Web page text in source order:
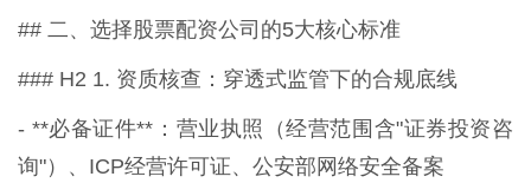
## 二、选择股票配资公司的5大核心标准
### H2 1. 资质核查：穿透式监管下的合规底线
- **必备证件**：营业执照（经营范围含"证券投资咨
询"）、ICP经营许可证、公安部网络安全备案